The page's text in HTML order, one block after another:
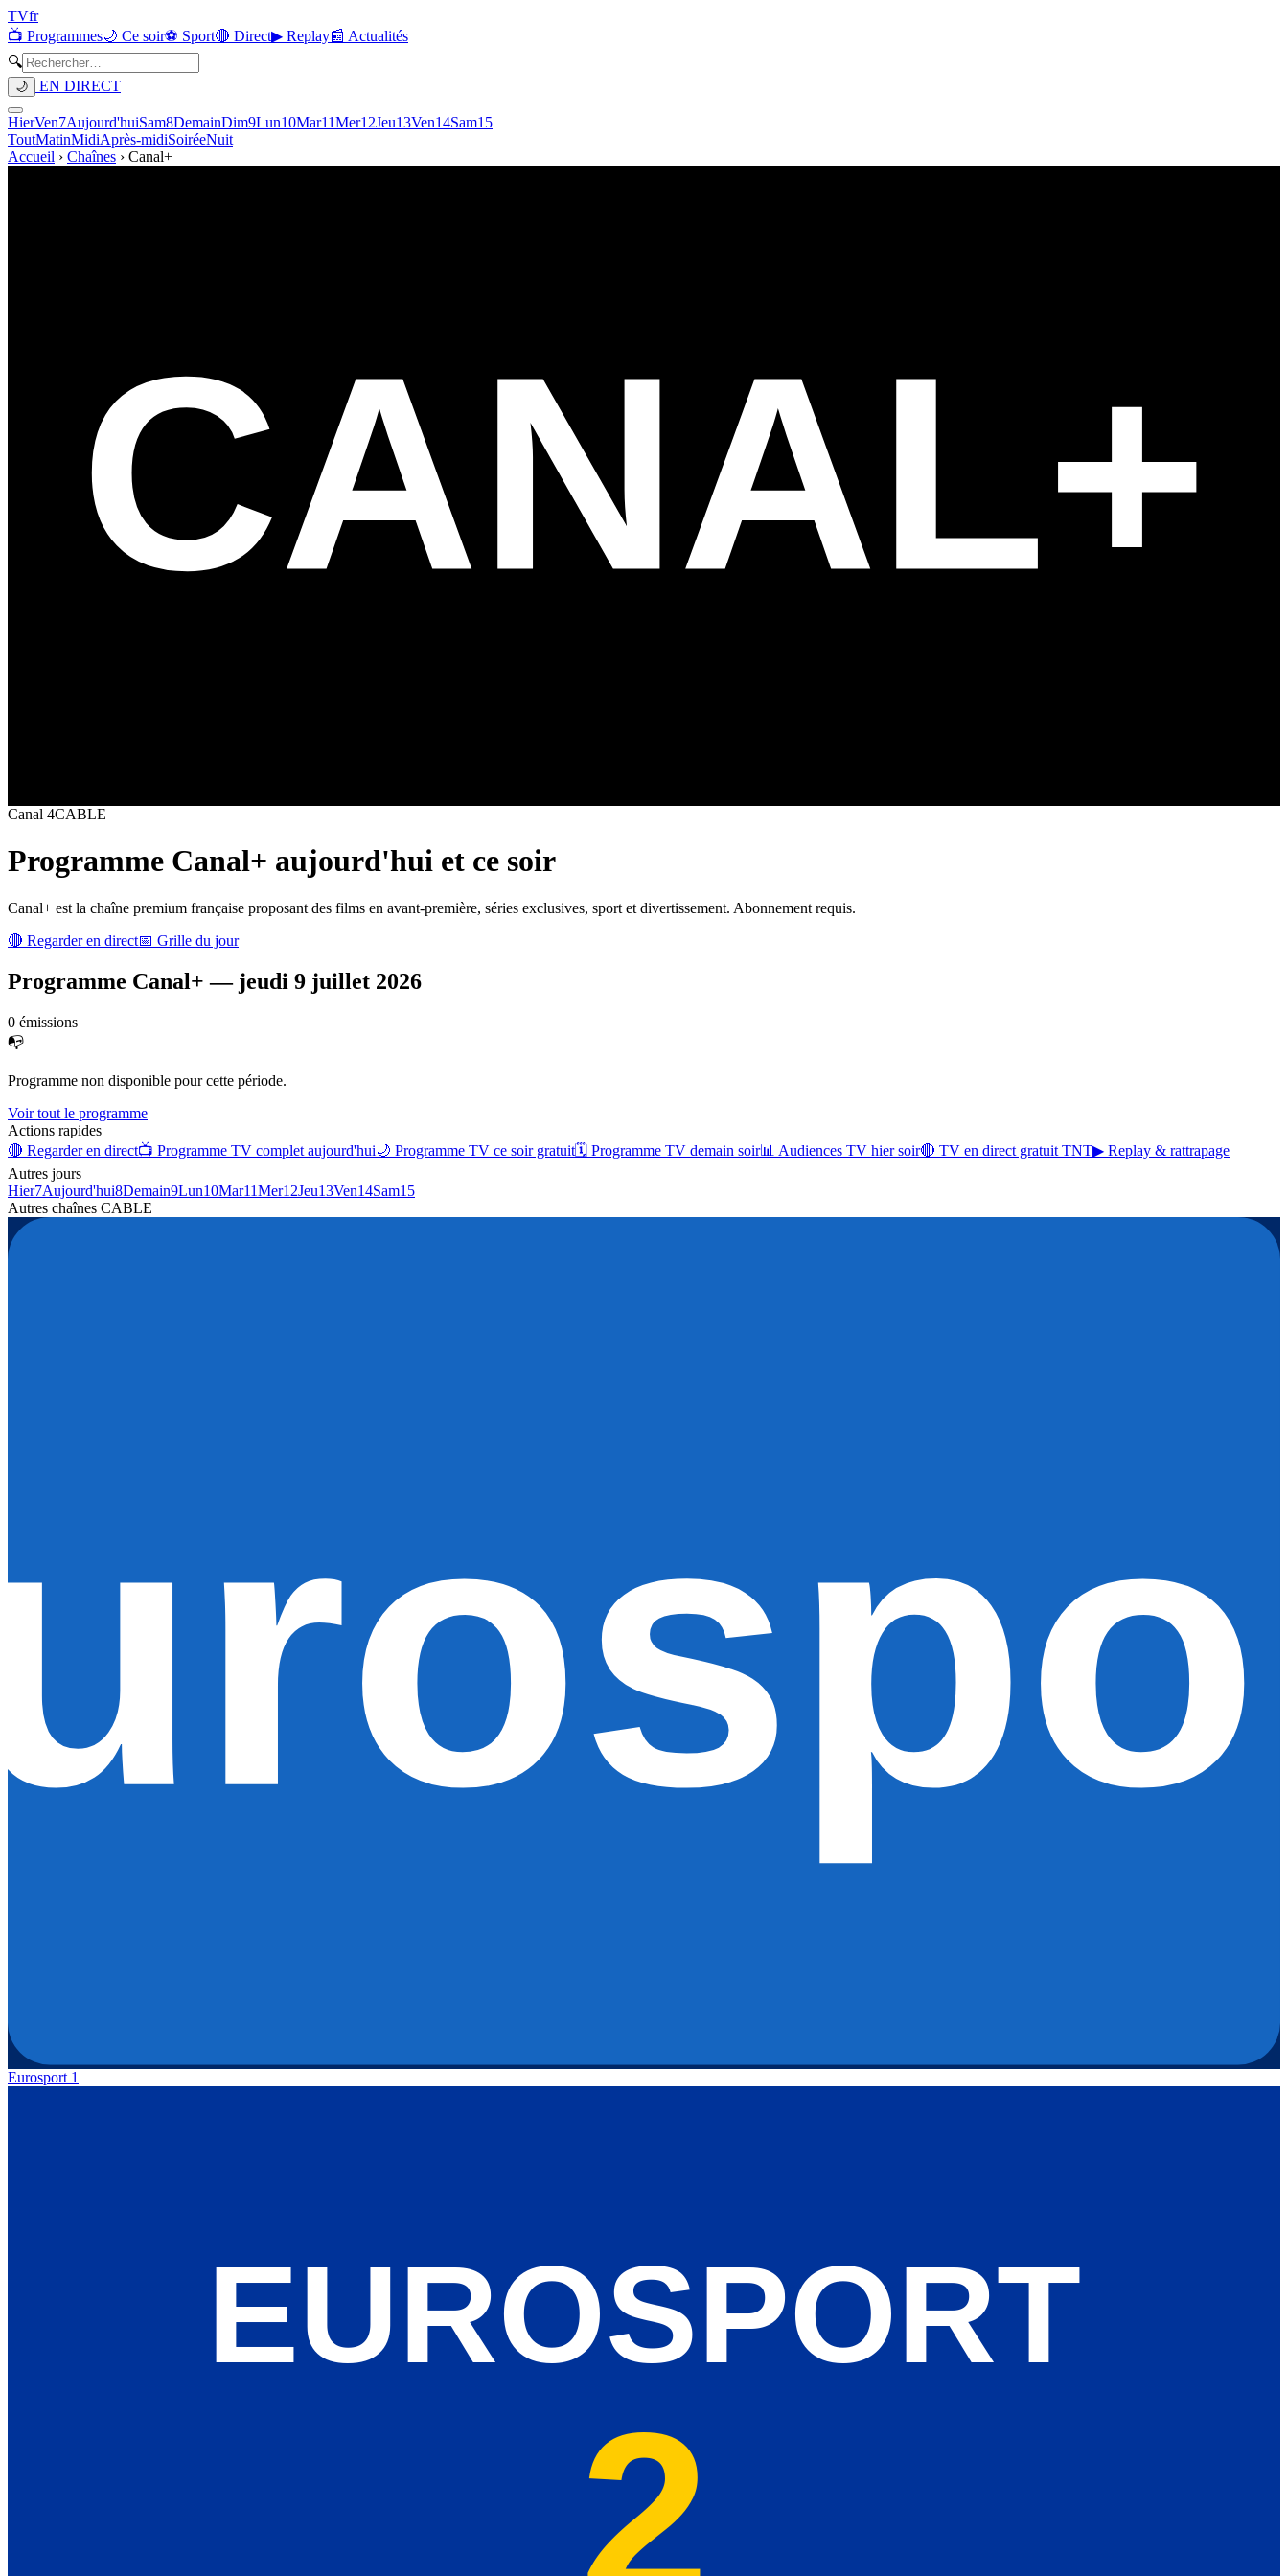
TVfr
📺 Programmes🌙 Ce soir⚽ Sport🔴 Direct▶ Replay📰 Actualités
🔍
🌙 EN DIRECT
HierVen7Aujourd'huiSam8DemainDim9Lun10Mar11Mer12Jeu13Ven14Sam15
ToutMatinMidiAprès-midiSoiréeNuit
Accueil › Chaînes › Canal+
Canal 4CABLE
Programme Canal+ aujourd'hui et ce soir
Canal+ est la chaîne premium française proposant des films en avant-première, séries exclusives, sport et divertissement. Abonnement requis.
🔴 Regarder en direct📅 Grille du jour
Programme Canal+ — jeudi 9 juillet 2026
0 émissions
📭
Programme non disponible pour cette période.
Voir tout le programme
Actions rapides
🔴 Regarder en direct📺 Programme TV complet aujourd'hui🌙 Programme TV ce soir gratuit🗓 Programme TV demain soir📊 Audiences TV hier soir🔴 TV en direct gratuit TNT▶ Replay & rattrapage
Autres jours
Hier7Aujourd'hui8Demain9Lun10Mar11Mer12Jeu13Ven14Sam15
Autres chaînes CABLE
Eurosport 1